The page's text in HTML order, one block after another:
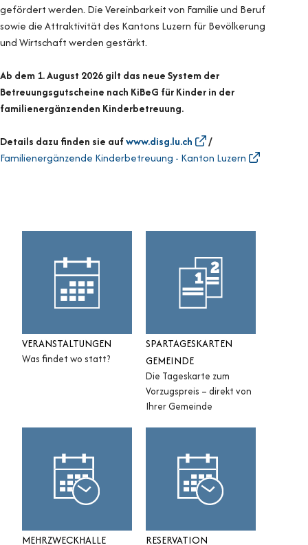
gefördert werden. Die Vereinbarkeit von Familie und Beruf
sowie die Attraktivität des Kantons Luzern für Bevölkerung
und Wirtschaft werden gestärkt.
Ab dem 1. August 2026 gilt das neue System der
Betreuungsgutscheine nach KiBeG für Kinder in der
familienergänzenden Kinderbetreuung.
Details dazu finden sie aufwww.disg.lu.ch
/
Familienergänzende Kinderbetreuung - Kanton Luzern
Sidebar
VERANSTALTUNGEN
Was findet wo statt?
SPARTAGESKARTEN
GEMEINDE
Die Tageskarte zum
Vorzugspreis – direkt von
Ihrer Gemeinde
MEHRZWECKHALLE RESERVATION